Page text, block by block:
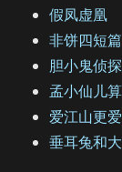
假凤虚凰
非饼四短
胆小鬼侦
孟小仙儿
爱江山更
垂耳兔和